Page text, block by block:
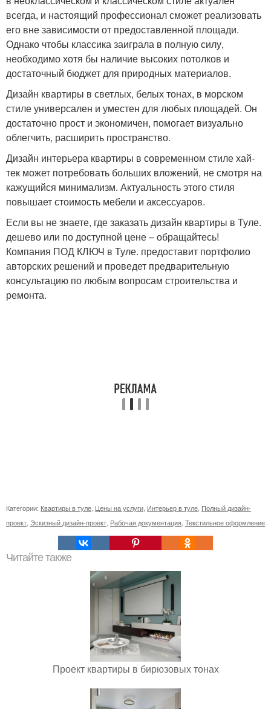
всегда, и настоящий профессионал сможет реализовать
его вне зависимости от предоставленной площади.
Однако чтобы классика заиграла в полную силу,
необходимо хотя бы наличие высоких потолков и
достаточный бюджет для природных материалов.
Дизайн квартиры в светлых, белых тонах, в морском
стиле универсален и уместен для любых площадей. Он
достаточно прост и экономичен, помогает визуально
облегчить, расширить пространство.
Дизайн интерьера квартиры в современном стиле хай-
тек может потребовать больших вложений, не смотря на
кажущийся минимализм. Актуальность этого стиля
повышает стоимость мебели и аксессуаров.
Если вы не знаете, где заказать дизайн квартиры в Туле.
дешево или по доступной цене – обращайтесь!
Компания ПОД КЛЮЧ в Туле. предоставит портфолио
авторских решений и проведет предварительную
консультацию по любым вопросам строительства и
ремонта.
Категории: Квартиры в туле Цены на услуги Интерьер в туле Полный дизайн-
проект Эскизный дизайн-проект Рабочая документация Текстильное оформление
Читайте также
Проект квартиры в бирюзовых тонах